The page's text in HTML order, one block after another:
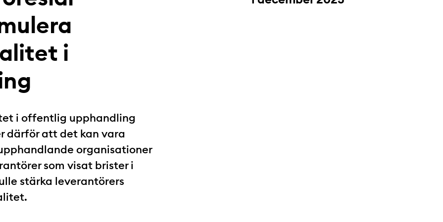
i
i offentlig upphandling
därför att det kan vara
organisationer
som visat brister i
stärka leverantörers